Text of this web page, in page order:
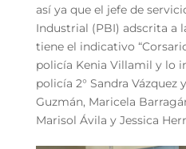
así ya que el jefe de
Industrial (PBI) adscrita a
tiene el indicativo
policía Kenia Villamil y lo
policía 2° Sandra Vázquez
Guzmán, Maricela
Marisol Ávila y Jessica